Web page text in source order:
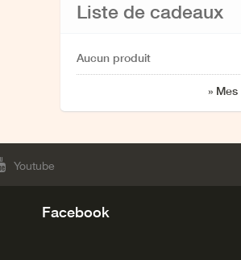
Liste de cadeaux
Aucun produit
»
Youtube
Facebook